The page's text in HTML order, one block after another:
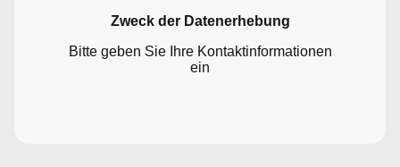
Zweck der Datenerhebung
Bitte geben Sie Ihre Kontaktinformationen
ein